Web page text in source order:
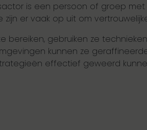
is een persoon of groep
zijn er vaak op uit om
bereiken, gebruiken ze
kunnen ze
effectief geweerd